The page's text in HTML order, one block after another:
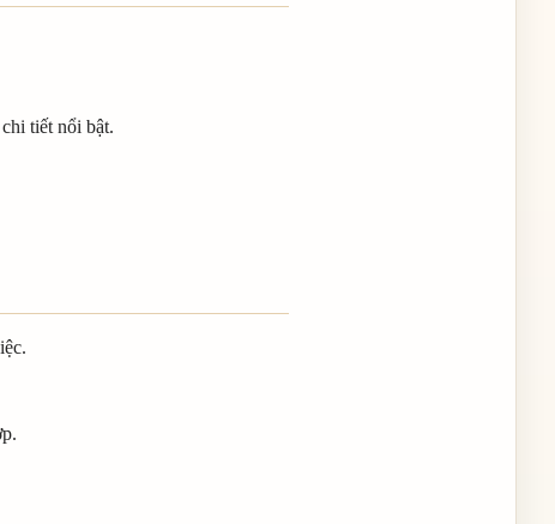
tiết nổi bật.